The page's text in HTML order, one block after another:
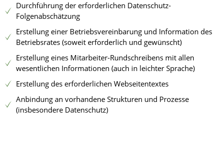
Durchführung der erforderlichen Datenschutz-
Folgenabschätzung
Erstellung einer Betriebsvereinbarung und Information des
Betriebsrates (soweit erforderlich und gewünscht)
Erstellung eines Mitarbeiter-Rundschreibens mit allen
wesentlichen Informationen (auch in leichter Sprache)
Erstellung des erforderlichen Webseitentextes
Anbindung an vorhandene Strukturen und Prozesse
(insbesondere Datenschutz)